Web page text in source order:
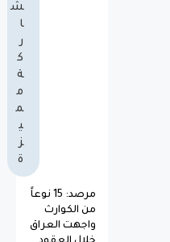
ش
ا
ر
ك
ة
م
م
ي
ز
ة
مرصد: 15 نوعاً
من الكوارث
واجهت العراق